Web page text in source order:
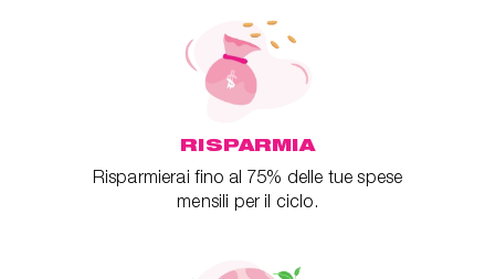
RISPARMIA
Risparmierai fino al 75% delle tue spese
mensili per il ciclo.